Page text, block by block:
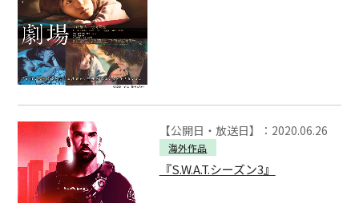
【公開日・放送日】：2020.06.26
海外作品
『S.W.A.T.シーズン3』